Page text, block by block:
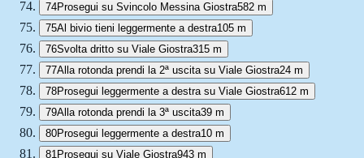
74Prosegui su Svincolo Messina Giostra582 m
75Al bivio tieni leggermente a destra105 m
76Svolta dritto su Viale Giostra315 m
77Alla rotonda prendi la 2ª uscita su Viale Giostra24 m
78Prosegui leggermente a destra su Viale Giostra612 m
79Alla rotonda prendi la 3ª uscita39 m
80Prosegui leggermente a destra10 m
81 Prosegui su Viale Giostra943 m